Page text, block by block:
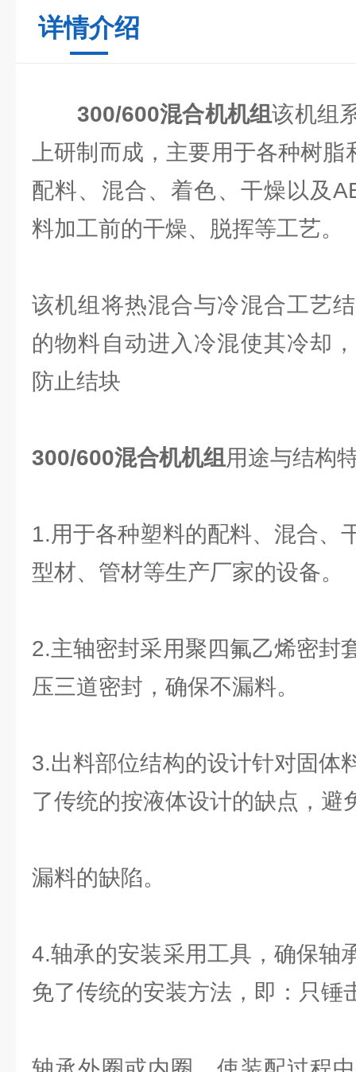
详情介绍
300/600混合机机组该机组
上研制而成，主要用于各种树
配料、混合、着色、干燥以及
料加工前的干燥、脱挥等工艺。
该机组将热混合与冷混合工艺
的物料自动进入冷混使其冷却
防止结块
300/600混合机机组 用途与结构
1.用于各种塑料的配料、混合、
型材、管材等生产厂家的设备。
2.主轴密封采用聚四氟乙烯密封
压三道密封，确保不漏料。
3.出料部位结构的设计针对固体
了传统的按液体设计的缺点，避
漏料的缺陷。
4.轴承的安装采用工具，确保轴
免了传统的安装方法，即：只锤